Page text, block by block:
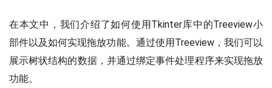
在本文中，我们介绍了如何使用Tkinter库中的Treeview小
部件以及如何实现拖放功能。通过使用Treeview，我们可以
展示树状结构的数据，并通过绑定事件处理程序来实现拖放
功能。